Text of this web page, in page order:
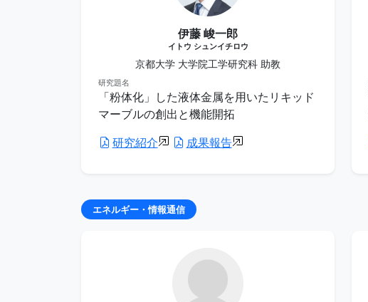
伊藤 峻一郎
イトウ シュンイチロウ
京都大学 大学院工学研究科 助教
研究題名
「粉体化」した液体金属を用いたリキッド
マーブルの創出と機能開拓
研究紹介
成果報告
エネルギー・情報通信